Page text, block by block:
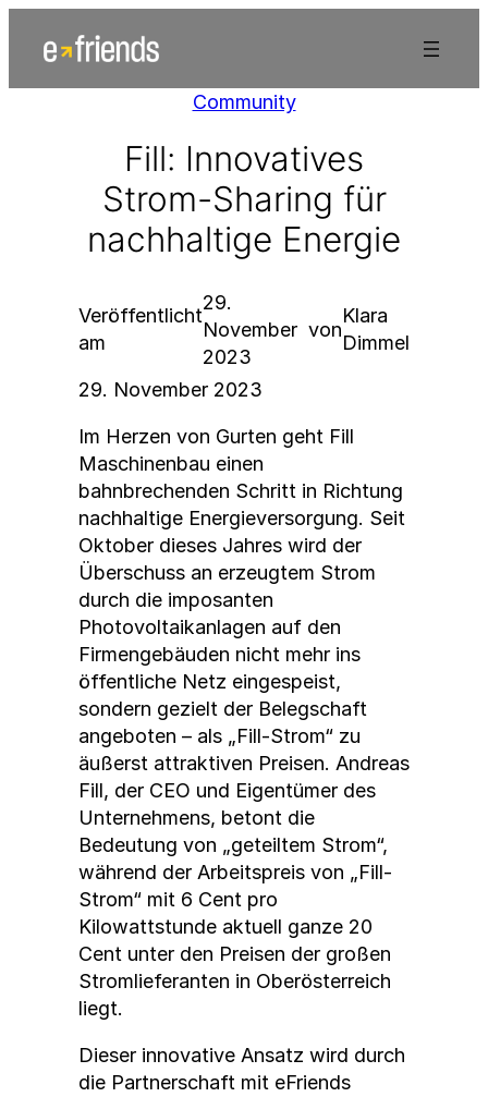
Inhalt
Community
Fill: Innovatives
Strom-Sharing für
nachhaltige Energie
Veröffentlicht
am
29.
November
2023
von
Klara
Dimmel
29. November 2023
Im Herzen von Gurten geht Fill
Maschinenbau einen
bahnbrechenden Schritt in Richtung
nachhaltige Energieversorgung. Seit
Oktober dieses Jahres wird der
Überschuss an erzeugtem Strom
durch die imposanten
Photovoltaikanlagen auf den
Firmengebäuden nicht mehr ins
öffentliche Netz eingespeist,
sondern gezielt der Belegschaft
angeboten – als „Fill-Strom“ zu
äußerst attraktiven Preisen. Andreas
Fill, der CEO und Eigentümer des
Unternehmens, betont die
Bedeutung von „geteiltem Strom“,
während der Arbeitspreis von „Fill-
Strom“ mit 6 Cent pro
Kilowattstunde aktuell ganze 20
Cent unter den Preisen der großen
Stromlieferanten in Oberösterreich
liegt.
Dieser innovative Ansatz wird durch
die Partnerschaft mit eFriends